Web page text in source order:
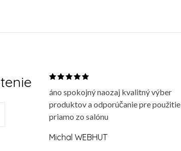
áno spokojný naozaj kvalitný výber
produktov a odporúčanie pre použitie
priamo zo salónu
Michal WEBHUT